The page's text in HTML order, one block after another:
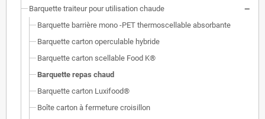
Barquette traiteur pour utilisation chaude
Barquette barrière mono -PET thermoscellable absorbante
Barquette carton operculable hybride
Barquette carton scellable Food K®
Barquette repas chaud
Barquette carton Luxifood®
Boîte carton à fermeture croisillon